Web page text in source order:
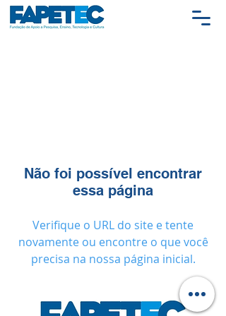
Não foi possível encontrar
essa página
Verifique o URL do site e tente
novamente ou encontre o que você
precisa na nossa página inicial.